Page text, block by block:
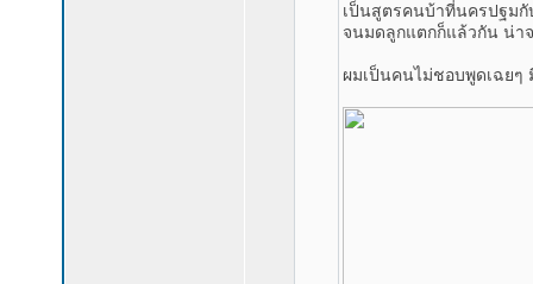
เป็นสูตรคนบ้าที่นครปฐมกั
จนมดลูกแตกก็แล้วกัน น่า
ผมเป็นคนไม่ชอบพูดเฉยๆ